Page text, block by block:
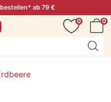
ab 79 €
0
0